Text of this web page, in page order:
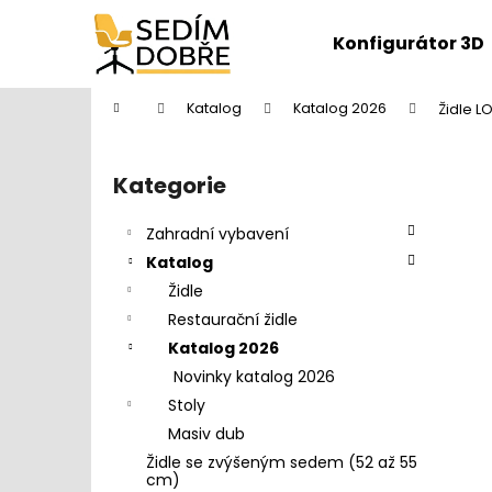
Konfigurátor 3D
Domů Katalog Katalog 2026 Židle
Přeskočit
kategorie
Kategorie
Zahradní vybavení
Katalog
Židle
Restaurační židle
Katalog 2026
Novinky katalog 2026
Stoly
Masiv dub
Židle se zvýšeným sedem (52 až 55
cm)
í
Zpět
do
Zpět
do
DĚTŠKÁ ŽIDLE FUXO S-LINE